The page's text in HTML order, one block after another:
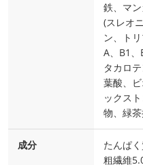
鉄、マ
(スレオ
ン、ト
A、B1、
タカロ
葉酸、
ックス
物、緑
成分
たんぱ
粗繊維